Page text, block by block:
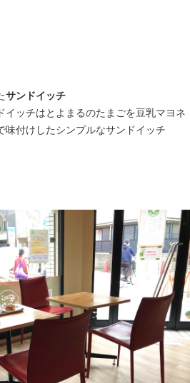
サンドイッチ
イッチはとよまるのたまごを豆乳マヨネ
味付けしたシンプルなサンドイッチ